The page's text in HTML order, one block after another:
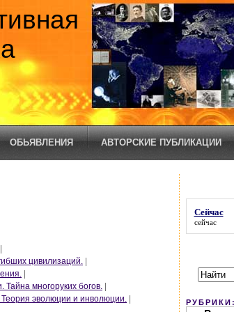
ОБЬЯВЛЕНИЯ АВТОРСКИЕ ПУБЛИКАЦИИ
цивилизаций.
многоруких богов.
эволюции и инволюции.
Сейчас
сейчас